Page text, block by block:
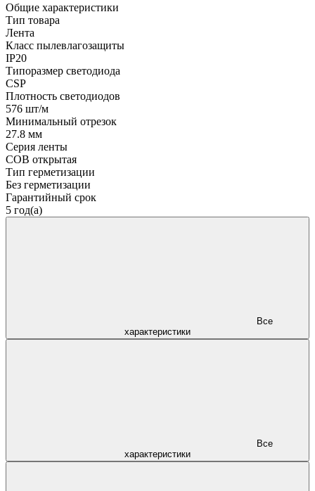
Общие характеристики
Тип товара
Лента
Класс пылевлагозащиты
IP20
Типоразмер светодиода
CSP
Плотность светодиодов
576 шт/м
Минимальный отрезок
27.8 мм
Серия ленты
COB открытая
Тип герметизации
Без герметизации
Гарантийный срок
5 год(а)
характеристики
характеристики